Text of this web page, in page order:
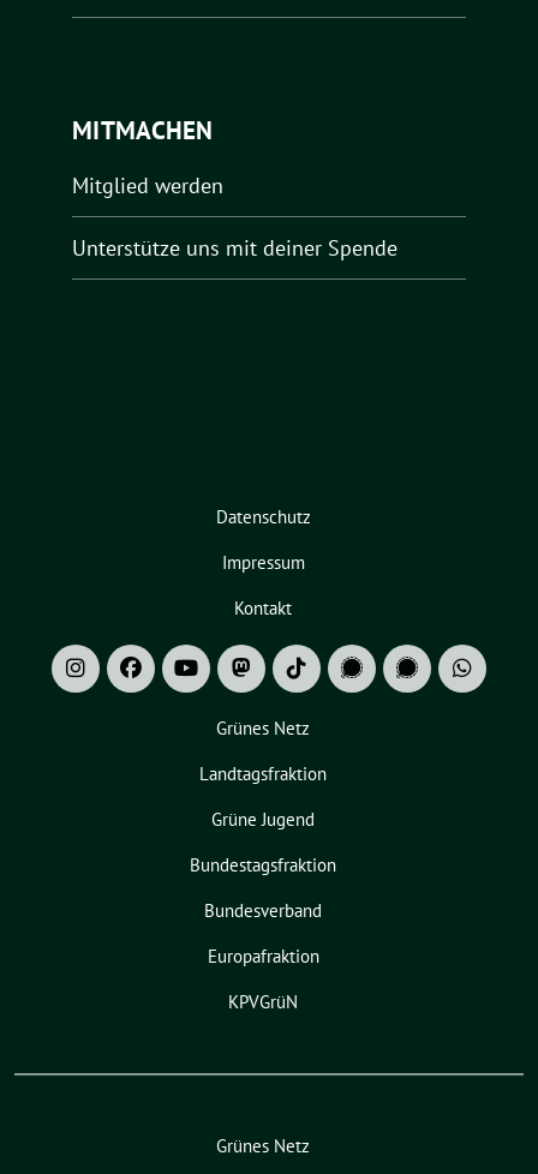
MITMACHEN
Mitglied werden
Unterstütze uns mit deiner Spende
Datenschutz
Impressum
Kontakt
Grünes Netz
Landtagsfraktion
Grüne Jugend
Bundestagsfraktion
Bundesverband
Europafraktion
KPVGrüN
Grünes Netz